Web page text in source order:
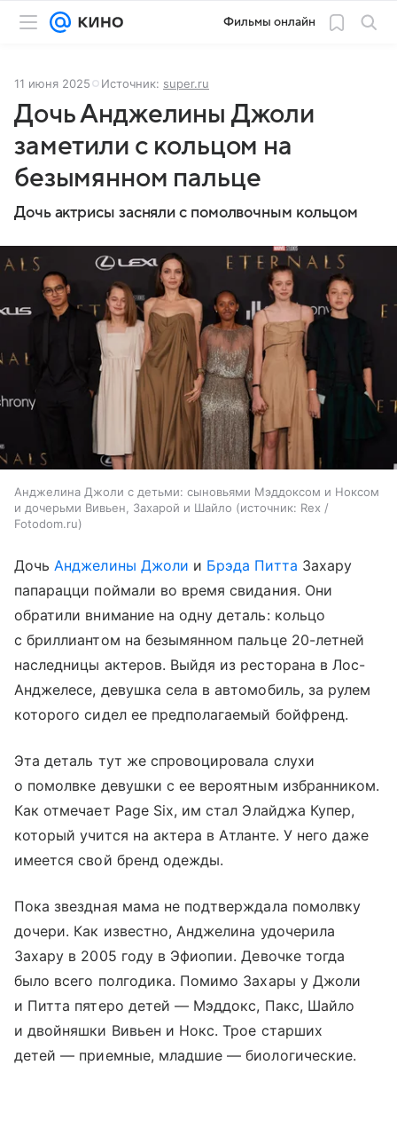
Фильмы онлайн
11 июня 2025 Источник: super.ru
Дочь Анджелины Джоли
заметили с кольцом на
безымянном пальце
Дочь актрисы засняли с помолвочным кольцом
Анджелина Джоли с детьми: сыновьями Мэддоксом и Ноксом
и дочерьми Вивьен, Захарой и Шайло
источник: Rex /
Fotodom.ru
ДочьАнджелины Джоли и Брэда Питта Захару
папарацци поймали во время свидания. Они
обратили внимание на одну деталь: кольцо
с бриллиантом на безымянном пальце 20-летней
наследницы актеров. Выйдя из ресторана в Лос-
Анджелесе, девушка села в автомобиль, за рулем
которого сидел ее предполагаемый бойфренд.
Эта деталь тут же спровоцировала слухи
о помолвке девушки с ее вероятным избранником.
Как отмечает Page Six, им стал Элайджа Купер,
который учится на актера в Атланте. У него даже
имеется свой бренд одежды.
Пока звездная мама не подтверждала помолвку
дочери. Как известно, Анджелина удочерила
Захару в 2005 году в Эфиопии. Девочке тогда
было всего полгодика. Помимо Захары у Джоли
и Питта пятеро детей — Мэддокс, Пакс, Шайло
и двойняшки Вивьен и Нокс. Трое старших
детей — приемные, младшие — биологические.